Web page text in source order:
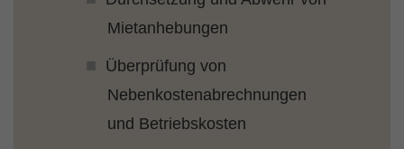
Mietanhebungen
Überprüfung von
Nebenkostenabrechnungen
und Betriebskosten